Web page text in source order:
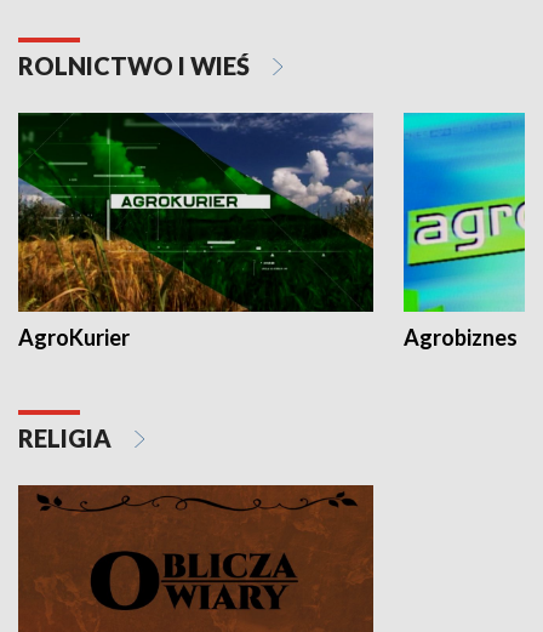
ROLNICTWO I WIEŚ
AgroKurier Agrobiznes
RELIGIA